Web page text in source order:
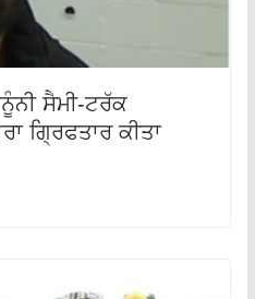
ਸੈਮੀ-ਟਰੱਕ
ਗ੍ਰਿਫਤਾਰ ਕੀਤਾ